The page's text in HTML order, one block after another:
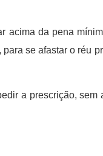
acima da pena
se afastar o réu
a prescrição, sem